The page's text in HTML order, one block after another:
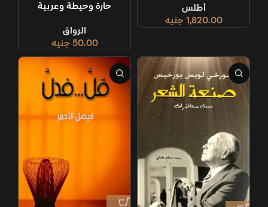
أطلس
1,820.00 جنيه
حارة وحيطة وعربية
الرواق
50.00 جنيه